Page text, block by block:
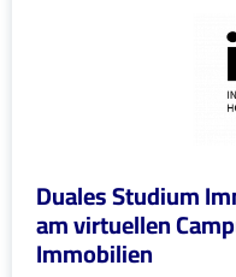
Duales Studium
am virtuellen
Immobilien